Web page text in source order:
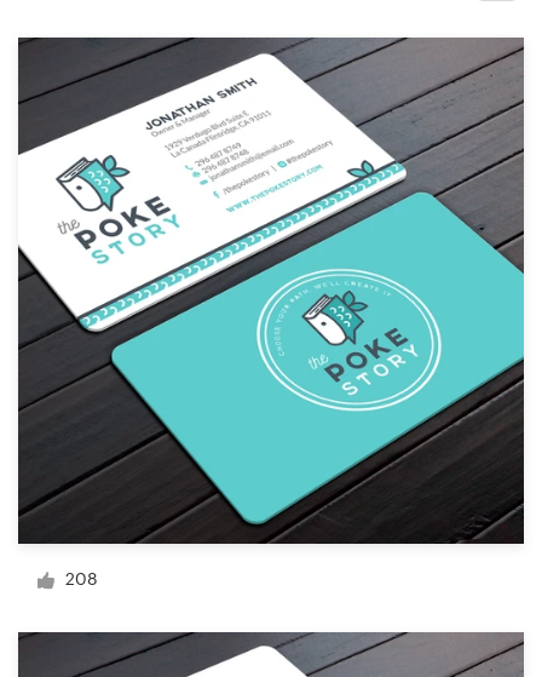
208
Concours de design
Projets 1-1
Trouver un designer
Inspiration
99designs Studio
99designs Pro
design
Création de logo
Carte de visite